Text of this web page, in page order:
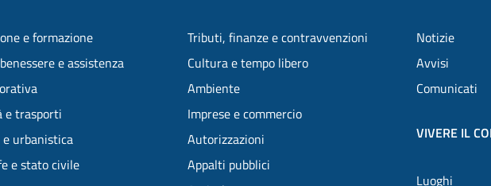
e formazione
e assistenza
e trasporti
urbanistica
e stato civile
Tributi, finanze e contravvenzioni
Cultura e tempo libero
Ambiente
Imprese e commercio
Autorizzazioni
Appalti pubblici
Notizie
Avvisi
Comunicati
VIVERE IL
Luoghi